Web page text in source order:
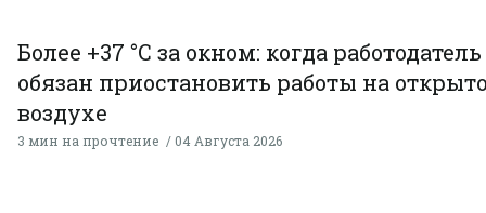
Более +37 °C за окном: когда работодатель
обязан приостановить работы на
воздухе
3 мин на прочтение 04 Августа 2026